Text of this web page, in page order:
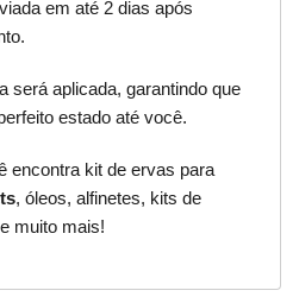
em até 2 dias após
será aplicada, garantindo que
estado até você.
encontra kit de ervas para
, óleos, alfinetes, kits de
muito mais!